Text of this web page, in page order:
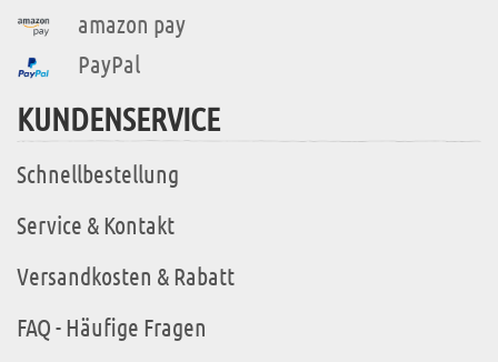
amazon pay
PayPal
KUNDENSERVICE
Schnellbestellung
Service & Kontakt
Versandkosten & Rabatt
FAQ - Häufige Fragen